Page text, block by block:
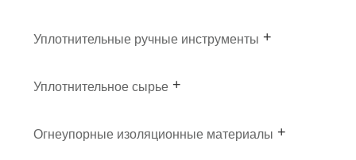
Уплотнительные ручные инструменты
Уплотнительное сырье
Огнеупорные изоляционные материалы